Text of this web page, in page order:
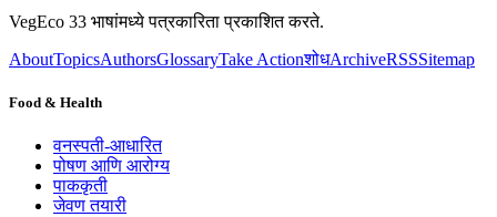
VegEco 33 भाषांमध्ये पत्रकारिता प्रकाशित करते.
AboutTopicsAuthorsGlossaryTake ActionशोधArchiveRSSSitemap
Food & Health
वनस्पती-आधारित
पोषण आणि आरोग्य
पाककृती
जेवण तयारी